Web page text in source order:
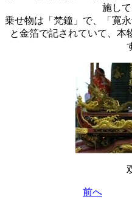
施して
乗せ物は「梵鐘」で、「寛
と金箔で記されていて、本
前へ